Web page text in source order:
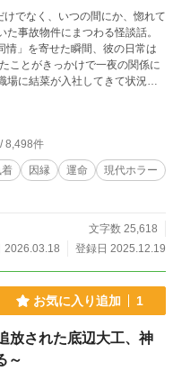
けでなく、いつの間にか、惚れて
情」を寄せた瞬間、彼の日常は
とがきっかけで一夜の関係に
8,498件
因縁 運命
現代ホラー
文字数 25,618
2026.03.18
登録日 2025.12.19
お気に入り追加 1
放された底辺大工、神
～